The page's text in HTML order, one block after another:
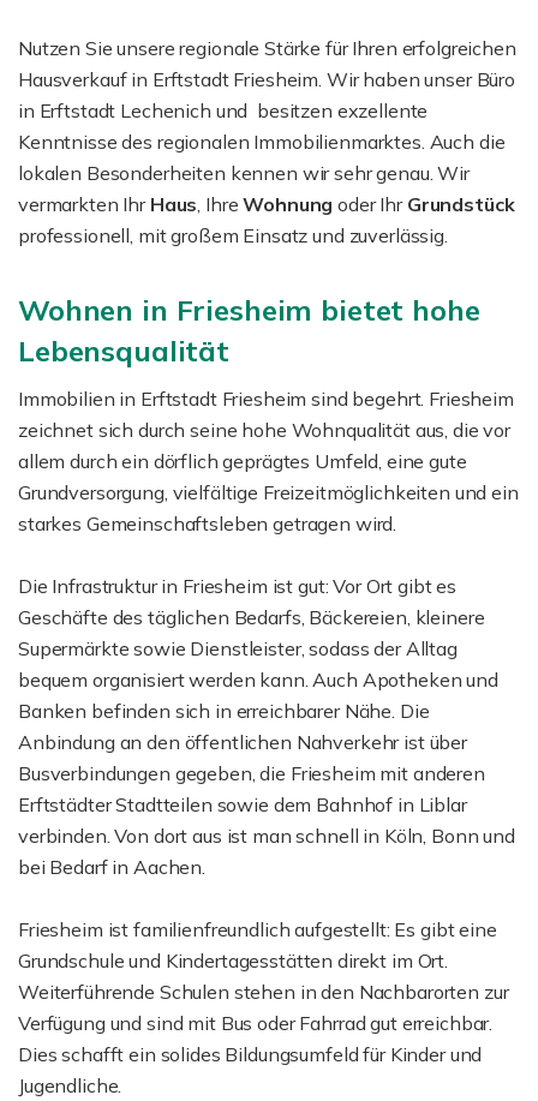
Nutzen Sie unsere regionale Stärke für Ihren erfolgreichen
Hausverkauf in Erftstadt Friesheim. Wir haben unser Büro
in Erftstadt Lechenich und besitzen exzellente
Kenntnisse des regionalen Immobilienmarktes. Auch die
lokalen Besonderheiten kennen wir sehr genau. Wir
vermarkten Ihr Haus, IhreWohnung oder Ihr Grundstück
professionell, mit großem Einsatz und zuverlässig.
Wohnen in Friesheim bietet hohe
Lebensqualität
Immobilien in Erftstadt Friesheim sind begehrt. Friesheim
zeichnet sich durch seine hohe Wohnqualität aus, die vor
allem durch ein dörflich geprägtes Umfeld, eine gute
Grundversorgung, vielfältige Freizeitmöglichkeiten und ein
starkes Gemeinschaftsleben getragen wird.
Die Infrastruktur in Friesheim ist gut: Vor Ort gibt es
Geschäfte des täglichen Bedarfs, Bäckereien, kleinere
Supermärkte sowie Dienstleister, sodass der Alltag
bequem organisiert werden kann. Auch Apotheken und
Banken befinden sich in erreichbarer Nähe. Die
Anbindung an den öffentlichen Nahverkehr ist über
Busverbindungen gegeben, die Friesheim mit anderen
Erftstädter Stadtteilen sowie dem Bahnhof in Liblar
verbinden. Von dort aus ist man schnell in Köln, Bonn und
bei Bedarf in Aachen.
Friesheim ist familienfreundlich aufgestellt: Es gibt eine
Grundschule und Kindertagesstätten direkt im Ort.
Weiterführende Schulen stehen in den Nachbarorten zur
Verfügung und sind mit Bus oder Fahrrad gut erreichbar.
Dies schafft ein solides Bildungsumfeld für Kinder und
Jugendliche.